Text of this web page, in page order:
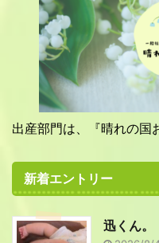
出産部門は、『晴れの国
新着エントリー
迅くん。